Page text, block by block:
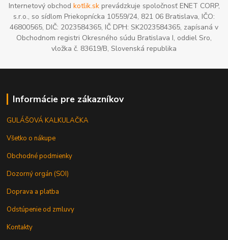
Internetový obchod kotlik.skprevádzkuje spoločnosť ENET CORP,
s.r.o., so sídlom Priekopnícka 10559/24, 821 06 Bratislava, IČO:
46800565, DIČ: 2023584365, IČ DPH: SK2023584365, zapísaná v
Obchodnom registri Okresného súdu Bratislava I, oddiel Sro,
vložka č. 83619/B, Slovenská republika
Informácie pre zákazníkov
GULÁŠOVÁ KALKULAČKA
Všetko o nákupe
Obchodné podmienky
Dozorný orgán (SOI)
Doprava a platba
Odstúpenie od zmluvy
Kontakty